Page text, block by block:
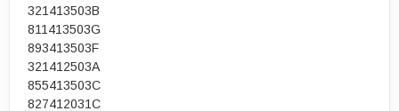
321413503B
811413503G
893413503F
321412503A
855413503C
827412031C